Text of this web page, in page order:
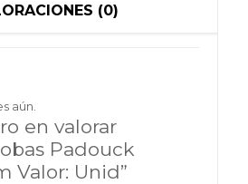
(0)
aún.
en valorar
Padouck
Valor: Unid”